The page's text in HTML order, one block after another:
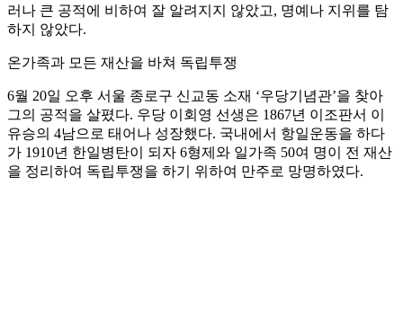
러나 큰 공적에 비하여 잘 알려지지 않았고, 명예나 지위를 탐
하지 않았다.
온가족과 모든 재산을 바쳐 독립투쟁
6월 20일 오후 서울 종로구 신교동 소재 ‘우당기념관’을 찾아
그의 공적을 살폈다. 우당 이회영 선생은 1867년 이조판서 이
유승의 4남으로 태어나 성장했다. 국내에서 항일운동을 하다
가 1910년 한일병탄이 되자 6형제와 일가족 50여 명이 전 재산
을 정리하여 독립투쟁을 하기 위하여 만주로 망명하였다.